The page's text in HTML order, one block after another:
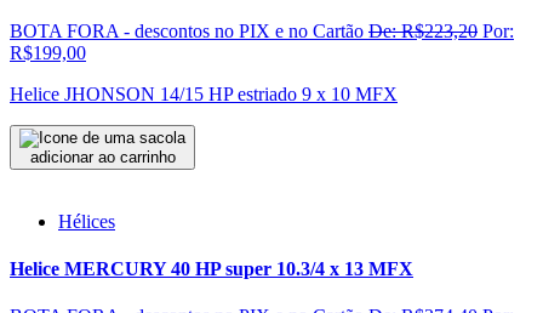
BOTA FORA - descontos no PIX e no Cartão De: R$223,20 Por:
R$199,00
Helice JHONSON 14/15 HP estriado 9 x 10 MFX
adicionar ao carrinho
Hélices
Helice MERCURY 40 HP super 10.3/4 x 13 MFX